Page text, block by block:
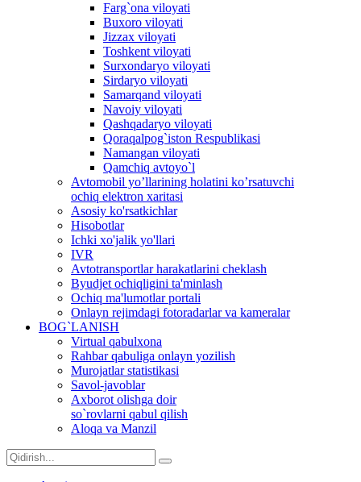
Farg`ona viloyati
Buxoro viloyati
Jizzax viloyati
Toshkent viloyati
Surxondaryo viloyati
Sirdaryo viloyati
Samarqand viloyati
Navoiy viloyati
Qashqadaryo viloyati
Qoraqalpog`iston Respublikasi
Namangan viloyati
Qamchiq avtoyo`l
Avtomobil yo’llarining holatini ko’rsatuvchi
ochiq elektron xaritasi
Asosiy ko'rsatkichlar
Hisobotlar
Ichki xo'jalik yo'llari
IVR
Avtotransportlar harakatlarini cheklash
Byudjet ochiqligini ta'minlash
Ochiq ma'lumotlar portali
Onlayn rejimdagi fotoradarlar va kameralar
BOG`LANISH
Virtual qabulxona
Rahbar qabuliga onlayn yozilish
Murojatlar statistikasi
Savol-javoblar
Axborot olishga doir
so`rovlarni qabul qilish
Aloqa va Manzil